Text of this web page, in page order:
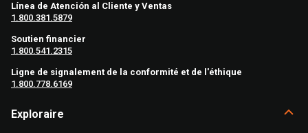
Línea de Atención al Cliente y Ventas
1.800.381.5879
Soutien financier
1.800.541.2315
Ligne de signalement de la conformité et de l'éthique
1.800.778.6169
Exploraire